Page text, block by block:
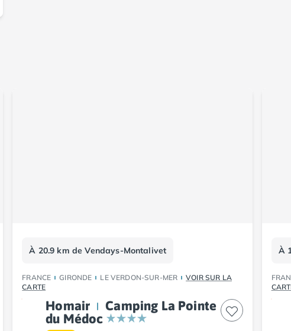
À 20.9 km de Vendays-Montalivet
FRANCE GIRONDE LE VERDON-SUR-MER
VOIR SUR LA
CARTE
Homair
Camping La Pointe
du Médoc
À